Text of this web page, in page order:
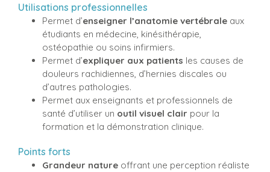
Utilisations professionnelles
Permet d’enseigner l’anatomie vertébrale aux
étudiants en médecine, kinésithérapie,
ostéopathie ou soins infirmiers.
Permet d’expliquer aux patients les causes de
douleurs rachidiennes, d’hernies discales ou
d’autres pathologies.
Permet aux enseignants et professionnels de
santé d’utiliser un outil visuel clair pour la
formation et la démonstration clinique.
Points forts
Grandeur nature offrant une perception réaliste